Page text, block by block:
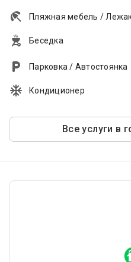
Пляжная мебель /
Беседка
Парковка / Автостоянка
Кондиционер
Все услуги в